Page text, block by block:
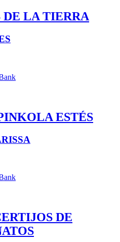
DE LA TIERRA
ESTÉS
DE